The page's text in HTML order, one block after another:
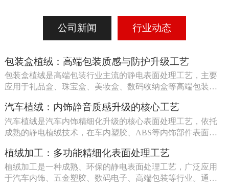
公司新闻 行业动态
包装盒植绒：高端包装质感与防护升级工艺
包装盒植绒是高端包装行业主流的静电表面处理工艺，主要
应用于礼品盒、珠宝盒、美妆盒、数码收纳盒等高端包装内
汽车植绒：内饰静音质感升级的核心工艺
汽车植绒是汽车内饰精细化升级的核心表面处理工艺，依托
成熟的静电植绒技术，在车内塑胶、ABS等内饰部件表面形
植绒加工：多功能精细化表面处理工艺
植绒加工是一种成熟、环保的静电表面处理工艺，广泛应用
于汽车内饰、五金塑胶、数码电子、高端包装等行业。通过